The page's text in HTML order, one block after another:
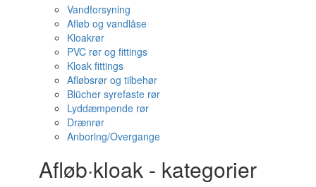
Vandforsyning
Afløb og vandlåse
Kloakrør
PVC rør og fittings
Kloak fittings
Afløbsrør og tilbehør
Blücher syrefaste rør
Lyddæmpende rør
Drænrør
Anboring/Overgange
Afløb·kloak - kategorier